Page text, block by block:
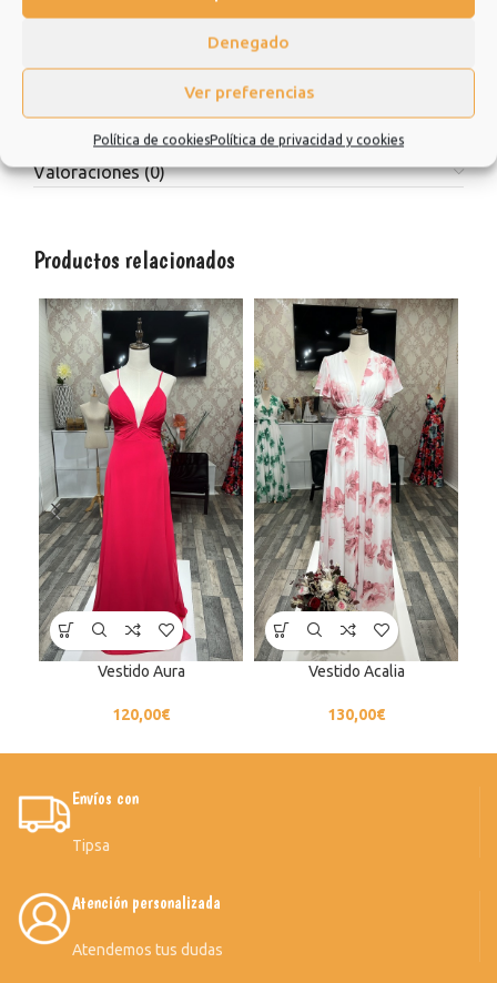
Denegado
Ver preferencias
Política de cookiesPolítica de privacidad y cookies
repetir.
Muchísimas gracias.
Información adicional
Valoraciones (0)
Productos relacionados
Vestido Aura
120,00€
Vestido Acalia
130,00€
Envíos con
Tipsa
Atención personalizada
Atendemos tus dudas